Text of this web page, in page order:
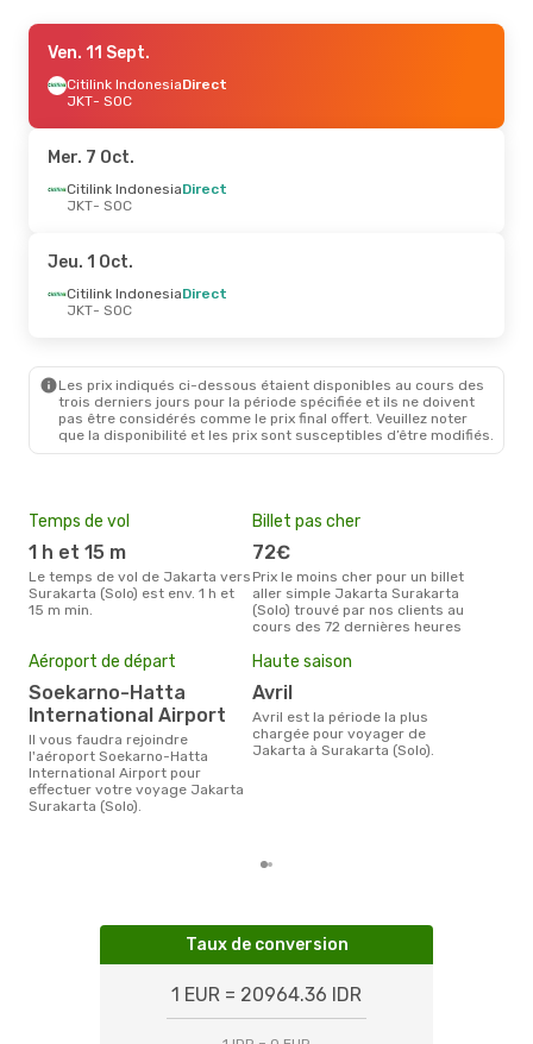
Sam. 5 Sept.
Citilink IndonesiaDirect
JKT- SOC
SOC- JKT
Ven. 11 Sept.
Citilink IndonesiaDirect
JKT- SOC
Mer. 7 Oct.
Citilink IndonesiaDirect
JKT- SOC
Jeu. 1 Oct.
Citilink IndonesiaDirect
JKT- SOC
Les prix indiqués ci-dessous étaient disponibles au cours des
trois derniers jours pour la période spécifiée et ils ne doivent
pas être considérés comme le prix final offert. Veuillez noter
que la disponibilité et les prix sont susceptibles d’être modifiés.
Temps de vol
1 h et 15 m
Le temps de vol de Jakarta vers
Surakarta (Solo) est env. 1 h et
15 m min.
Billet pas cher
72€
Prix le moins cher pour un billet
aller simple Jakarta Surakarta
(Solo) trouvé par nos clients au
cours des 72 dernières heures
Aéroport de départ
Soekarno-Hatta
International Airport
Il vous faudra rejoindre
l'aéroport Soekarno-Hatta
International Airport pour
effectuer votre voyage Jakarta
Surakarta (Solo).
Haute saison
avril
avril est la période la plus
chargée pour voyager de
Jakarta à Surakarta (Solo).
Taux de conversion
1 EUR = 20964.36 IDR